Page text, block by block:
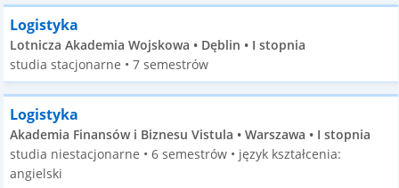
Logistyka
Lotnicza Akademia Wojskowa • Dęblin • I stopnia
studia stacjonarne • 7 semestrów
Logistyka
Akademia Finansów i Biznesu Vistula • Warszawa • I stopnia
studia niestacjonarne • 6 semestrów • język kształcenia:
angielski